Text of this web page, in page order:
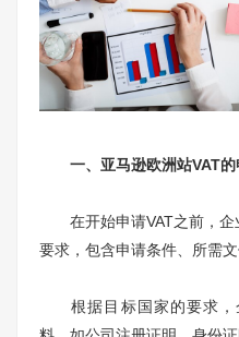
一、亚马逊欧洲站VAT的
在开始申请VAT之前，企
要求，包含申请条件、所需文
根据目标国家的要求，